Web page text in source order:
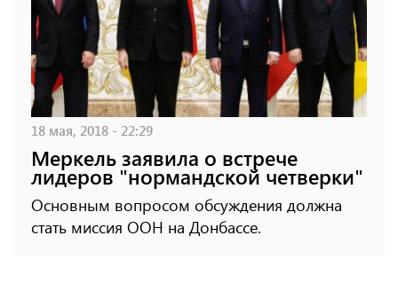
18 мая, 2018 - 22:29
Меркель заявила о встрече
лидеров "нормандской четверки"
Основным вопросом обсуждения должна
стать миссия ООН на Донбассе.